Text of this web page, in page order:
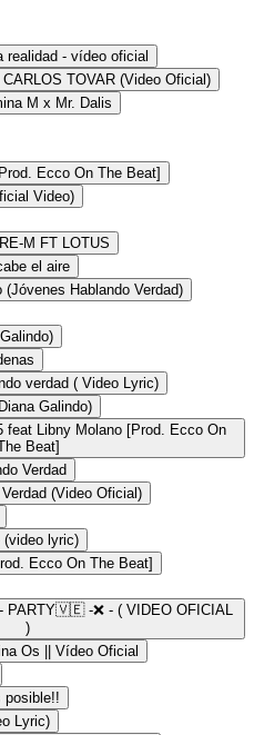
realidad - vídeo oficial
TOVAR (Video Oficial)
M x Mr. Dalis
Ecco On The Beat]
Video)
M FT LOTUS
el aire
Libny ft Ecco (Jóvenes Hablando Verdad)
verdad ( Video Lyric)
Galindo)
feat Libny Molano [Prod. Ecco On
Beat]
Verdad
(Video Oficial)
(video lyric)
Ecco On The Beat]
PARTY🇻🇪 -❌ - ( VIDEO OFICIAL
)
Os || Vídeo Oficial
posible!!
Lyric)